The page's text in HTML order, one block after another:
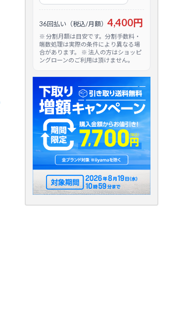
36回払い（税込/月額） 4,400円
※ 分割月額は目安です。分割手数料・
端数処理は実際の条件により異なる場
合があります。 ※ 法人の方はショッピ
ングローンのご利用は頂けません。